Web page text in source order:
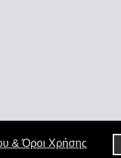
& Όροι Χρήσης